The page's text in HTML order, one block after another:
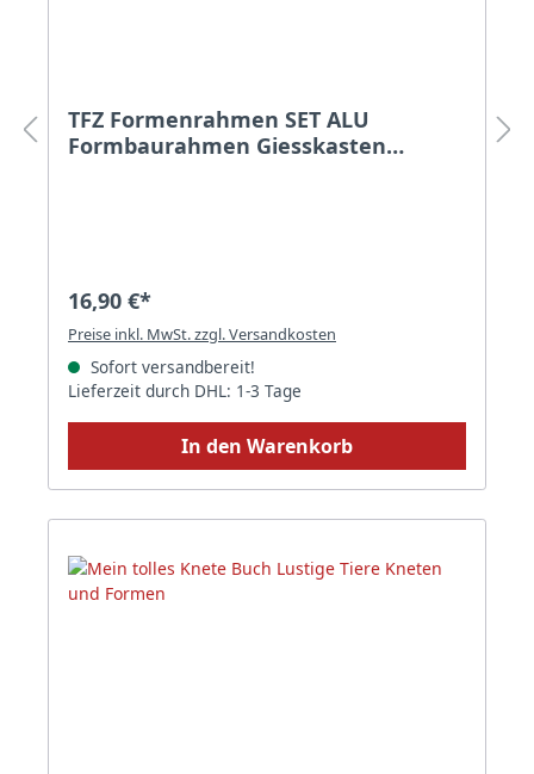
TFZ Formenrahmen SET ALU
Formbaurahmen Giesskasten
16,90 €*
Preise inkl. MwSt. zzgl. Versandkosten
Sofort versandbereit!
Lieferzeit durch DHL: 1-3 Tage
In den Warenkorb